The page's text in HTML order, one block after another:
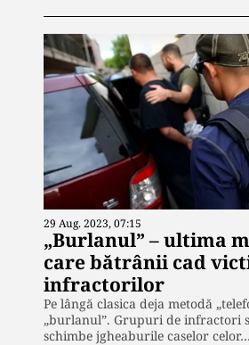
29 Aug. 2023, 07:15
„Burlanul” – ultima
care bătrânii cad
infractorilor
Pe lângă clasica deja metodă
„burlanul”. Grupuri de infractori
schimbe jgheaburile caselor celor…